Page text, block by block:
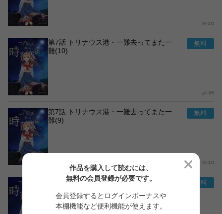
作品を購入して読むには、
無料の会員登録が必要です。
会員登録するとログインボーナスや
本棚機能など便利機能が使えます。
173
第7話 トリナウス港・一難去ってまた一
難(10)
169
第7話 トリナウス港・一難去ってまた一
難(9)
173
第7話 トリナウス港・一難去ってまた一